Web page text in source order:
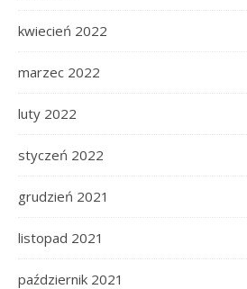
kwiecień 2022
marzec 2022
luty 2022
styczeń 2022
grudzień 2021
listopad 2021
październik 2021